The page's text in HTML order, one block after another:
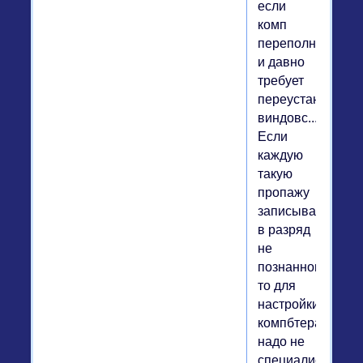
если
комп
переполнен
и давно
требует
переустановки
виндовс.....
Если
каждую
такую
пропажу
записывать
в разряд
не
познанного,
то для
настройки
компбтера
надо не
специалиста,